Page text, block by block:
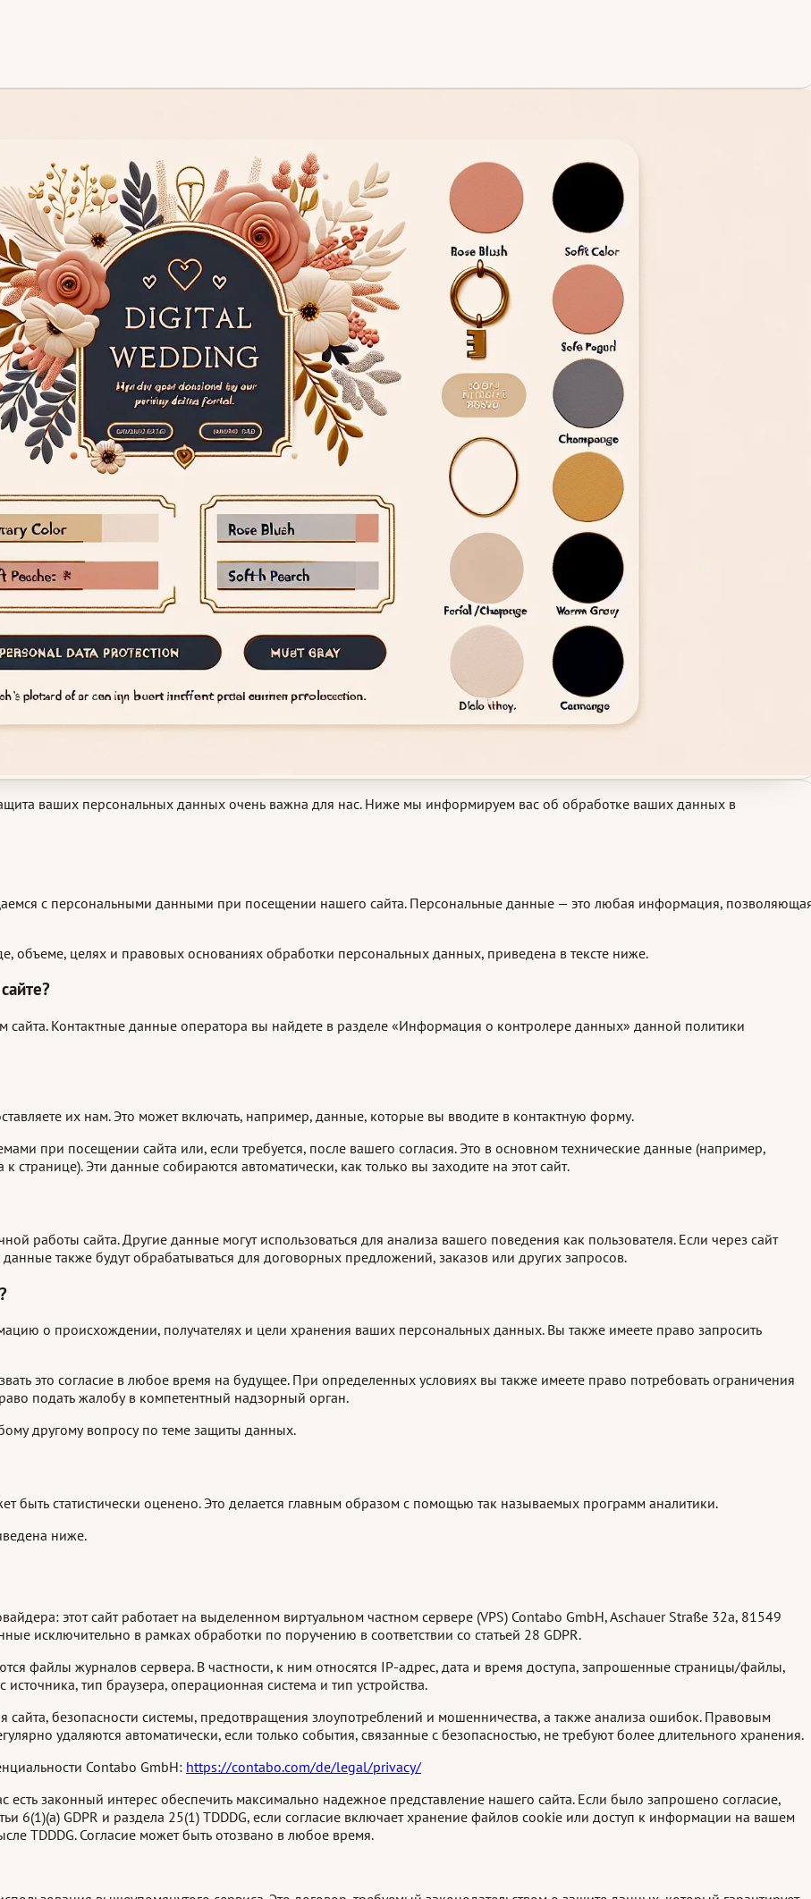
ваших персональных данных очень важна для нас. Ниже мы информируем вас об обработке ваших данных в
с персональными данными при посещении нашего сайта. Персональные данные — это любая информация,
объеме, целях и правовых основаниях обработки персональных данных, приведена в тексте ниже.
сайта. Контактные данные оператора вы найдете в разделе «Информация о контролере данных» данной политики
их нам. Это может включать, например, данные, которые вы вводите в контактную форму.
при посещении сайта или, если требуется, после вашего согласия. Это в основном технические данные (например,
странице). Эти данные собираются автоматически, как только вы заходите на этот сайт.
работы сайта. Другие данные могут использоваться для анализа вашего поведения как пользователя. Если через сайт
также будут обрабатываться для договорных предложений, заказов или других запросов.
о происхождении, получателях и цели хранения ваших персональных данных. Вы также имеете право запросить
это согласие в любое время на будущее. При определенных условиях вы также имеете право потребовать ограничения
подать жалобу в компетентный надзорный орган.
другому вопросу по теме защиты данных.
быть статистически оценено. Это делается главным образом с помощью так называемых программ аналитики.
ниже.
этот сайт работает на выделенном виртуальном частном сервере (VPS) Contabo GmbH, Aschauer Straße 32a, 81549
исключительно в рамках обработки по поручению в соответствии со статьей 28 GDPR.
файлы журналов сервера. В частности, к ним относятся IP-адрес, дата и время доступа, запрошенные страницы/файлы,
тип браузера, операционная система и тип устройства.
сайта, безопасности системы, предотвращения злоупотреблений и мошенничества, а также анализа ошибок. Правовым
удаляются автоматически, если только события, связанные с безопасностью, не требуют более длительного хранения.
Contabo GmbH: https://contabo.com/de/legal/privacy/
есть законный интерес обеспечить максимально надежное представление нашего сайта. Если было запрошено согласие,
6(1)(a) GDPR и раздела 25(1) TDDDG, если согласие включает хранение файлов cookie или доступ к информации на вашем
TDDDG. Согласие может быть отозвано в любое время.